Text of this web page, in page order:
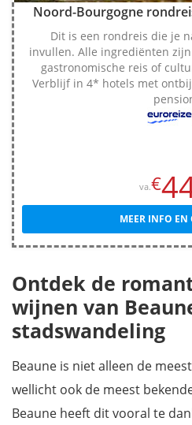
Noord-Bourgogne
Dit is een rondreis die je
invullen. Alle ingrediënten
gastronomische reis of
Verblijf in 4* hotels met
va.€
MEER INFO EN
Ontdek de
wijnen van
stadswandeling
Beaune is niet alleen de
wellicht ook de meest
Beaune heeft dit vooral te